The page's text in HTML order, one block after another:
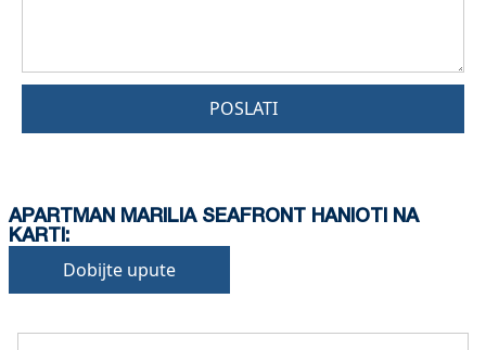
POSLATI
APARTMAN MARILIA SEAFRONT HANIOTI NA
KARTI:
Dobijte upute